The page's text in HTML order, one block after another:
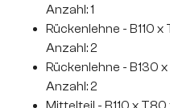
Anzahl: 1
Rückenlehne - B110
Anzahl: 2
Rückenlehne - B130
Anzahl: 2